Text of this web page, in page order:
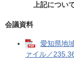
上記につい
会議資料
愛知県地
ァイル／